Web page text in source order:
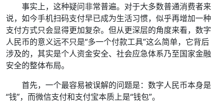
事实上，这种疑问非常普遍。对于大多数普通消费者来
说，如今手机扫码支付早已成为生活习惯，似乎再增加一种
支付方式只会显得更加复杂。但从更深层的角度来看，数字
人民币的意义远不只是“多一个付款工具”这么简单，它背后
涉及的，其实是个人资金安全、社会应急体系乃至国家金融
安全的整体布局。
首先，一个最容易被误解的问题是：数字人民币本身是
“钱”，而微信支付和支付宝本质上是“钱包”。